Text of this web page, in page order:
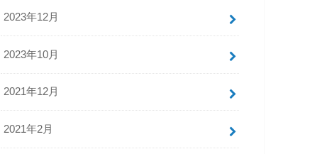
2023年12月
2023年10月
2021年12月
2021年2月